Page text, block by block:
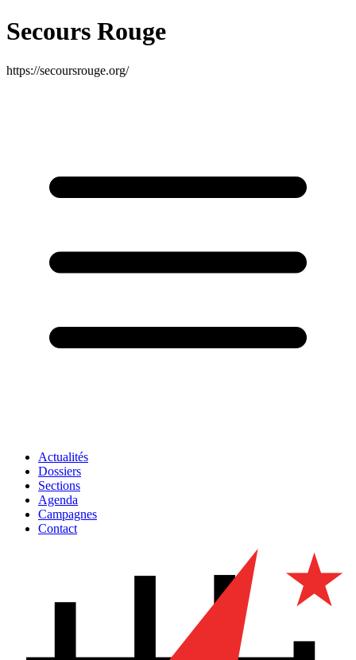
Secours Rouge
https://secoursrouge.org/
Actualités
Dossiers
Sections
Agenda
Campagnes
Contact